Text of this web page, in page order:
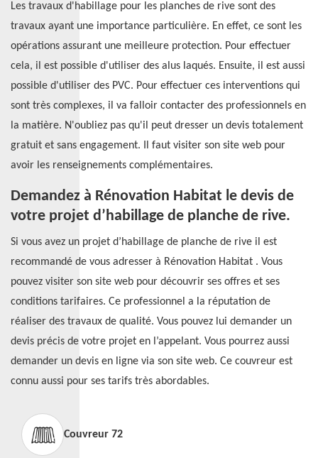
Les travaux d'habillage pour les planches de rive sont des
travaux ayant une importance particulière. En effet, ce sont les
opérations assurant une meilleure protection. Pour effectuer
cela, il est possible d'utiliser des alus laqués. Ensuite, il est aussi
possible d'utiliser des PVC. Pour effectuer ces interventions qui
sont très complexes, il va falloir contacter des professionnels en
la matière. N'oubliez pas qu'il peut dresser un devis totalement
gratuit et sans engagement. Il faut visiter son site web pour
avoir les renseignements complémentaires.
Demandez à Rénovation Habitat le devis de
votre projet d’habillage de planche de rive.
Si vous avez un projet d’habillage de planche de rive il est
recommandé de vous adresser à Rénovation Habitat . Vous
pouvez visiter son site web pour découvrir ses offres et ses
conditions tarifaires. Ce professionnel a la réputation de
réaliser des travaux de qualité. Vous pouvez lui demander un
devis précis de votre projet en l’appelant. Vous pourrez aussi
demander un devis en ligne via son site web. Ce couvreur est
connu aussi pour ses tarifs très abordables.
Couvreur 72